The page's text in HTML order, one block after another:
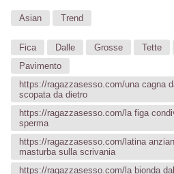
Asian Trend
Fica Dalle Grosse Tette
Pavimento
https://ragazzasesso.com/una cagna
scopata da dietro
https://ragazzasesso.com/la figa
sperma
https://ragazzasesso.com/latina
masturba sulla scrivania
https://ragazzasesso.com/la bionda